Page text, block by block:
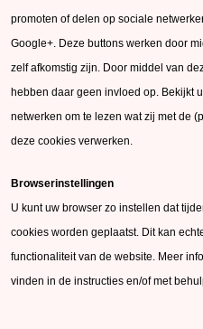
promoten of delen op sociale
Google+. Deze buttons werken door
zelf afkomstig zijn. Door middel van
hebben daar geen invloed op. Bekijkt
netwerken om te lezen wat zij met de
deze cookies verwerken.
Browserinstellingen
U kunt uw browser zo instellen dat
cookies worden geplaatst. Dit kan
functionaliteit van de website. Meer
vinden in de instructies en/of met